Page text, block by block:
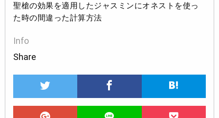
聖槍の効果を適用したジャスミンにオネストを使っ
た時の間違った計算方法
Info
Share